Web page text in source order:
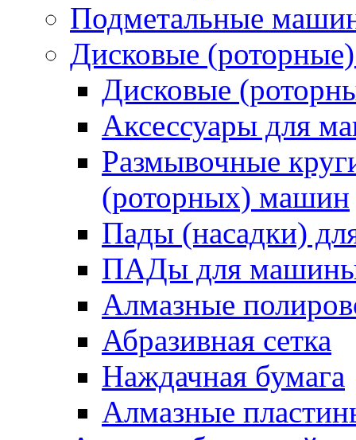
Подметальные
Дисковые
Дисковые
Аксессуары для
Размывочные
(роторных) машин
Пады (насадки)
ПАДы для
Алмазные
Абразивная сетка
Наждачная бумага
Алмазные